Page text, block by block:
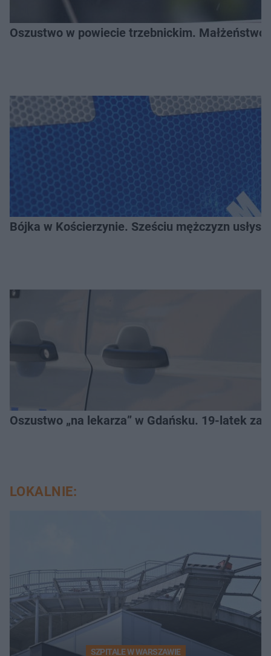
Oszustwo w powiecie trzebnickim. Małżeństwo
Bójka w Kościerzynie. Sześciu mężczyzn
Oszustwo „na lekarza” w Gdańsku. 19-latek
LOKALNIE:
SZPITALE W WARSZAWIE